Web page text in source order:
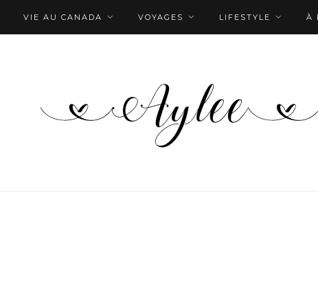
VIE AU CANADA VOYAGES LIFESTYLE À